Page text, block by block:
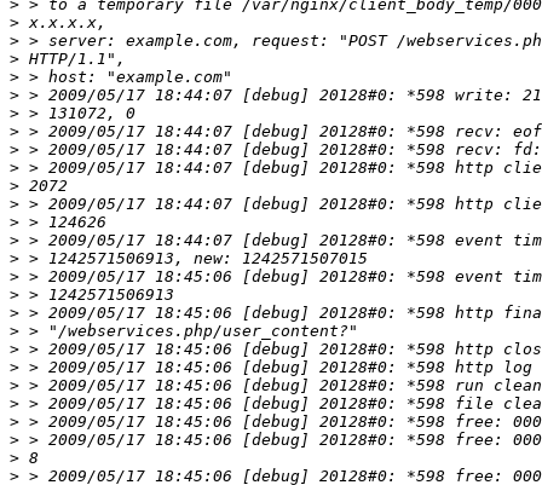
>
>
>
>
>
>
>
>
>
>
>
>
>
>
>
>
>
>
>
>
>
>
>
>
>
>
>